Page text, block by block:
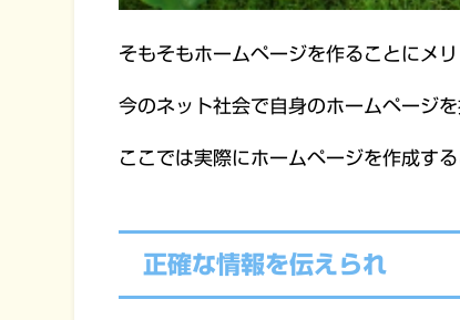
そもそもホームページを作ることにメ
今のネット社会で自身のホームページ
ここでは実際にホームページを作成す
正確な情報を伝えられ